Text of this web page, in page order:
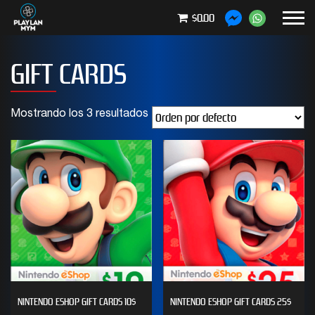
$0.00
GIFT CARDS
Mostrando los 3 resultados
NINTENDO ESHOP GIFT CARDS 10$ NINTENDO ESHOP GIFT CARDS 25$